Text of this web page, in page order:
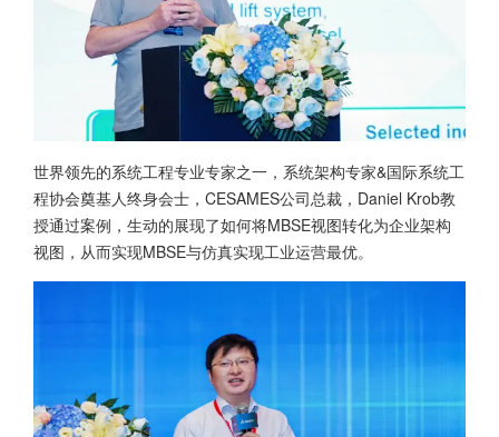
世界领先的系统工程专业专家之一，系统架构专家&国际系统工
程协会奠基人终身会士，CESAMES公司总裁，Daniel Krob教
授通过案例，生动的展现了如何将MBSE视图转化为企业架构
视图，从而实现MBSE与仿真实现工业运营最优。